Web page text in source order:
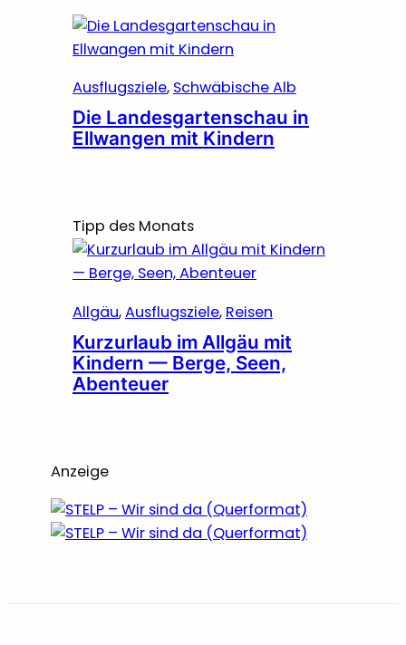
Ausflugsziele, Schwäbische Alb
Die Landesgartenschau in
Ellwangen mit Kindern
Tipp des Monats
Allgäu, Ausflugsziele, Reisen
Kurzurlaub im Allgäu mit
Kindern — Berge, Seen,
Abenteuer
Anzeige